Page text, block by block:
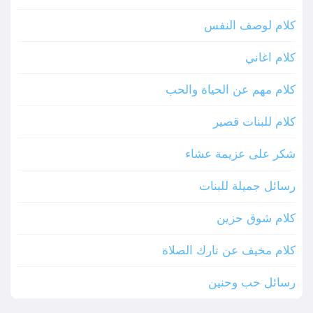
كلام لوصف النفس
كلام اغاني
كلام مهم عن الحياة والحب
كلام للبنات قصير
شكر على عزيمة عشاء
رسائل جميلة للبنات
كلام شوق حزين
كلام مخيف عن تارك الصلاة
رسائل حب وحنين